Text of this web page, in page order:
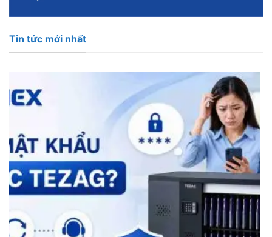
Tin tức mới nhất